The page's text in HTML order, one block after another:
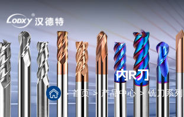
内R刀
> 首页> 产品中心 > 铣刀系列